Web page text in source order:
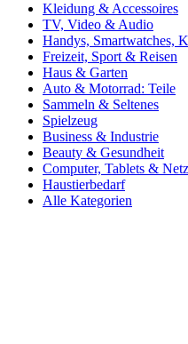
Kleidung & Accessoires
TV, Video & Audio
Handys, Smartwatches,
Freizeit, Sport & Reisen
Haus & Garten
Auto & Motorrad: Teile
Sammeln & Seltenes
Spielzeug
Business & Industrie
Beauty & Gesundheit
Computer, Tablets &
Haustierbedarf
Alle Kategorien